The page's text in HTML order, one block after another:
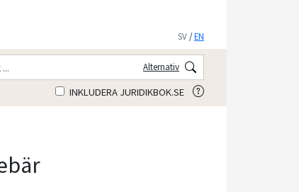
SV /EN
Alternativ
INKLUDERA JURIDIKBOK.SE